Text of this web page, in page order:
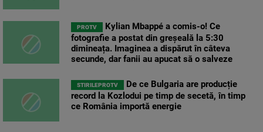
PROTV
Kylian Mbappé a comis-o! Ce
fotografie a postat din greșeală la 5:30
dimineața. Imaginea a dispărut în câteva
secunde, dar fanii au apucat să o salveze
STIRILEPROTV
De ce Bulgaria are producție
record la Kozlodui pe timp de secetă, în timp
ce România importă energie